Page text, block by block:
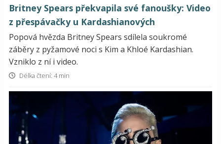
Britney Spears překvapila své fanoušky: Video
z přespávačky u Kardashianových
Popová hvězda Britney Spears sdílela soukromé
záběry z pyžamové noci s Kim a Khloé Kardashian.
Vzniklo z ní i video.
Délka čtení: 4 min